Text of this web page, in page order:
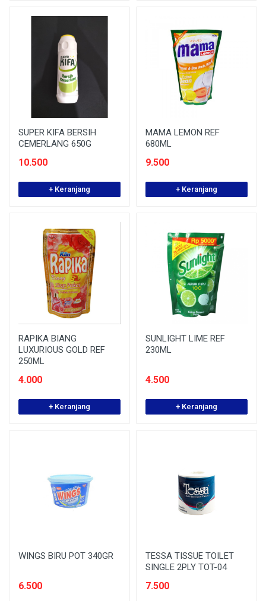
SUPER KIFA BERSIH
CEMERLANG 650G
10.500
+ Keranjang
MAMA LEMON REF
680ML
9.500
+ Keranjang
RAPIKA BIANG
LUXURIOUS GOLD REF
250ML
4.000
+ Keranjang
SUNLIGHT LIME REF
230ML
4.500
+ Keranjang
WINGS BIRU POT 340GR
6.500
TESSA TISSUE TOILET
SINGLE 2PLY TOT-04
7.500